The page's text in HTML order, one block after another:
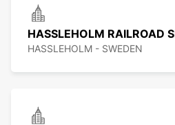
HASSLEHOLM RAILROAD
HASSLEHOLM - SWEDEN